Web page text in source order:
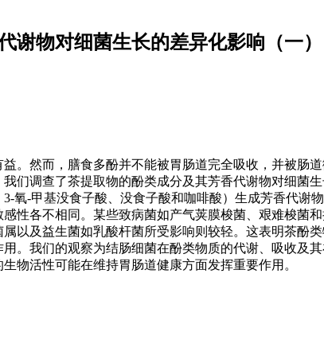
谢物对细菌生长的差异化影响（一）
。然而，膳食多酚并不能被胃肠道完全吸收，并被肠
们调查了茶提取物的酚类成分及其芳香代谢物对细菌
氧-甲基没食子酸、没食子酸和咖啡酸）生成芳香代谢
性各不相同。某些致病菌如产气荚膜梭菌、艰难梭菌
以及益生菌如乳酸杆菌所受影响则较轻。这表明茶酚
。我们的观察为结肠细菌在酚类物质的代谢、吸收及
物活性可能在维持胃肠道健康方面发挥重要作用。